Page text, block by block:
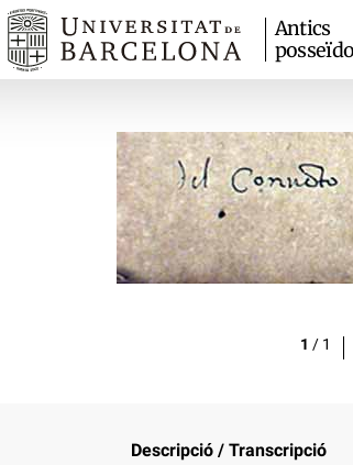
Antics
1 / 1
Descripció / Transcripció